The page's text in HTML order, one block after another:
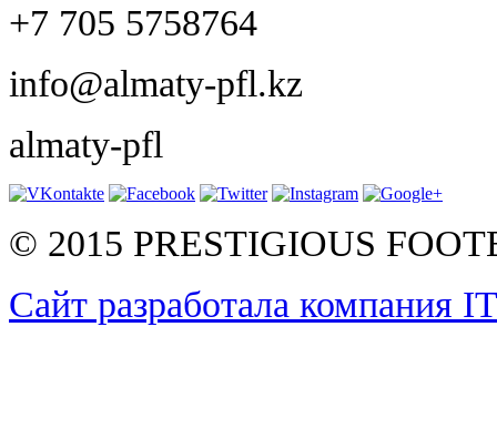
+7 705 5758764
info@almaty-pfl.kz
almaty-pfl
© 2015 PRESTIGIOUS
Сайт разработала компания